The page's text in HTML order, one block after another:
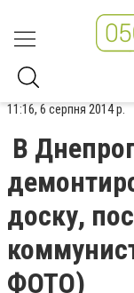
11:16, 6 серпня 2014 р.
В
доску,
ФОТО)